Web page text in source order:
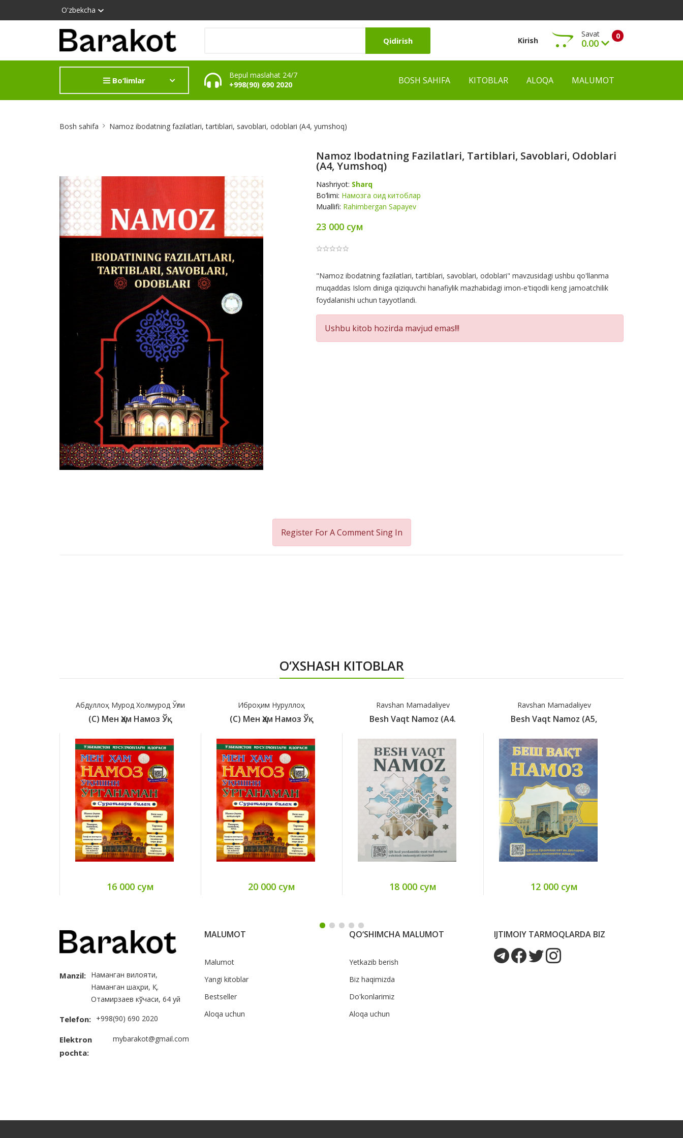
O'zbekcha
Qidirish Kirish 0
Savat
0.00
Ko‘rish
Bo‘limlar
Bepul maslahat 24/7
+998(90) 690 2020
BOSH SAHIFA KITOBLAR ALOQA MALUMOT
Bosh sahifa Namoz ibodatning fazilatlari, tartiblari, savoblari, odoblari (А4, yumshoq)
Namoz Ibodatning Fazilatlari, Tartiblari, Savoblari, Odoblari
(А4, Yumshoq)
Nashriyot: Sharq
Bo‘limi: Намозга оид китоблар
Muallifi: Rahimbergan Sapayev
23 000 сум
Product
Summery
"Namoz ibodatning fazilatlari, tartiblari, savoblari, odoblari" mavzusidagi ushbu qo'llanma
muqaddas Islom diniga qiziquvchi hanafiylik mazhabidagi imon-e'tiqodli keng jamoatchilik
foydalanishi uchun tayyotlandi.
Ushbu kitob hozirda mavjud emas!!!
Register For A CommentSing In
O‘XSHASH KITOBLAR
Абдуллоҳ Мурод Холмурод Ўғли
(с) Мен Ҳам Намоз Ўқ
16 000 сум
Иброҳим Нуруллоҳ
(с) Мен Ҳам Намоз Ўқ
20 000 сум
Ravshan Mamadaliyev
Besh Vaqt Namoz (A4.
18 000 сум
Ravshan Mamadaliyev
Besh Vaqt Namoz (A5,
12 000 сум
Manzil: Наманган вилояти,
Наманган шаҳри, Қ.
Отамирзаев кўчаси, 64 уй
Telefon: +998(90) 690 2020
Elektron
pochta:
mybarakot@gmail.com
MALUMOT
Malumot
Yangi kitoblar
Bestseller
Aloqa uchun
QO‘SHIMCHA MALUMOT
Yetkazib berish
Biz haqimizda
Do'konlarimiz
Aloqa uchun
IJTIMOIY TARMOQLARDA BIZ